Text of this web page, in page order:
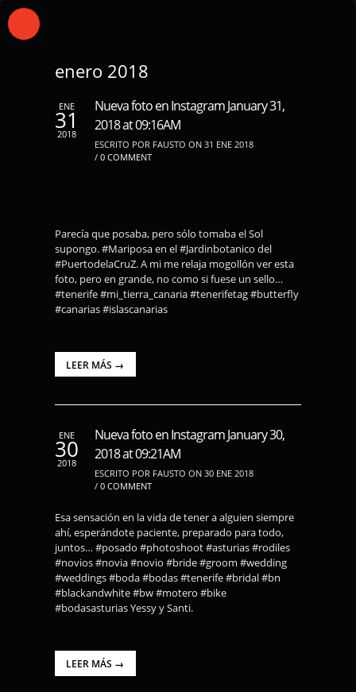
enero 2018
ENE
31
2018
Nueva foto en Instagram January 31,
2018 at 09:16AM
ESCRITO POR FAUSTO ON 31 ENE 2018
/ 0 COMMENT
Parecía que posaba, pero sólo tomaba el Sol
supongo. #Mariposa en el #Jardinbotanico del
#PuertodelaCruZ. A mi me relaja mogollón ver esta
foto, pero en grande, no como si fuese un sello…
#tenerife #mi_tierra_canaria #tenerifetag #butterfly
#canarias #islascanarias
LEER MÁS →
ENE
30
2018
Nueva foto en Instagram January 30,
2018 at 09:21AM
ESCRITO POR FAUSTO ON 30 ENE 2018
/ 0 COMMENT
Esa sensación en la vida de tener a alguien siempre
ahí, esperándote paciente, preparado para todo,
juntos… #posado #photoshoot #asturias #rodiles
#novios #novia #novio #bride #groom #wedding
#weddings #boda #bodas #tenerife #bridal #bn
#blackandwhite #bw #motero #bike
#bodasasturias Yessy y Santi.
LEER MÁS →